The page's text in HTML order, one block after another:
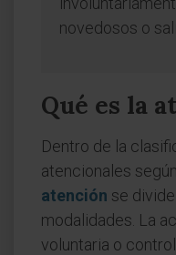
novedosos o
Qué es la
Dentro de la
atencionales
atención se
modalidades. La
voluntaria o